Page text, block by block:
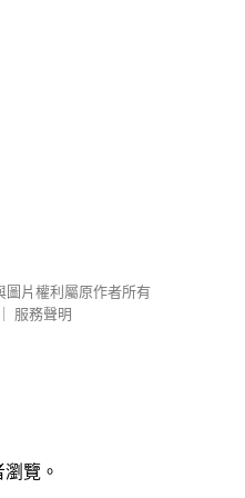
圖片權利屬原作者所有
服務聲明
覽。